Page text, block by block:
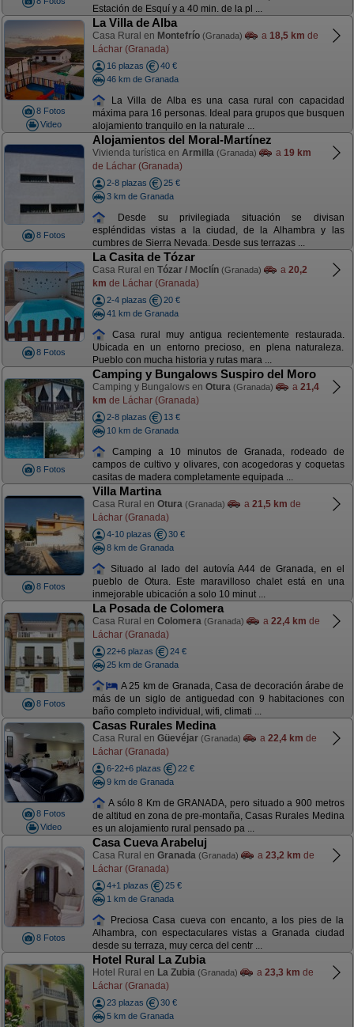
Estación de Esquí y a 40 min. de la pl ...
8 Fotos
Video
La Villa de Alba
Casa Rural en Montefrío (Granada) a 18,5 km de
Láchar (Granada)
16 plazas
40 €
46 km de Granada
La Villa de Alba es una casa rural con capacidad
máxima para 16 personas. Ideal para grupos que busquen
alojamiento tranquilo en la naturale ...
8 Fotos
Alojamientos del Moral-Martínez
Vivienda turística en Armilla (Granada) a 19 km
de Láchar (Granada)
2-8 plazas
25 €
3 km de Granada
Desde su privilegiada situación se divisan
espléndidas vistas a la ciudad, de la Alhambra y las
cumbres de Sierra Nevada. Desde sus terrazas ...
8 Fotos
La Casita de Tózar
Casa Rural en Tózar / Moclín (Granada) a 20,2
km de Láchar (Granada)
2-4 plazas
20 €
41 km de Granada
Casa rural muy antigua recientemente restaurada.
Ubicada en un entorno precioso, en plena naturaleza.
Pueblo con mucha historia y rutas mara ...
8 Fotos
Camping y Bungalows Suspiro del Moro
Camping y Bungalows en Otura (Granada) a 21,4
km de Láchar (Granada)
2-8 plazas
13 €
10 km de Granada
Camping a 10 minutos de Granada, rodeado de
campos de cultivo y olivares, con acogedoras y coquetas
casitas de madera completamente equipada ...
8 Fotos
Villa Martina
Casa Rural en Otura (Granada) a 21,5 km de
Láchar (Granada)
4-10 plazas
30 €
8 km de Granada
Situado al lado del autovía A44 de Granada, en el
pueblo de Otura. Este maravilloso chalet está en una
inmejorable ubicación a solo 10 minut ...
8 Fotos
La Posada de Colomera
Casa Rural en Colomera (Granada) a 22,4 km de
Láchar (Granada)
22+6 plazas
24 €
25 km de Granada
A 25 km de Granada, Casa de decoración árabe de
más de un siglo de antiguedad con 9 habitaciones con
baño completo individual, wifi, climati ...
8 Fotos
Video
Casas Rurales Medina
Casa Rural en Güevéjar (Granada) a 22,4 km de
Láchar (Granada)
6-22+6 plazas
22 €
9 km de Granada
A sólo 8 Km de GRANADA, pero situado a 900 metros
de altitud en zona de pre-montaña, Casas Rurales Medina
es un alojamiento rural pensado pa ...
8 Fotos
Casa Cueva Arabeluj
Casa Rural en Granada (Granada) a 23,2 km de
Láchar (Granada)
4+1 plazas
25 €
1 km de Granada
Preciosa Casa cueva con encanto, a los pies de la
Alhambra, con espectaculares vistas a Granada ciudad
desde su terraza, muy cerca del centr ...
Hotel Rural La Zubia
Hotel Rural en La Zubia (Granada) a 23,3 km de
Láchar (Granada)
23 plazas
30 €
5 km de Granada